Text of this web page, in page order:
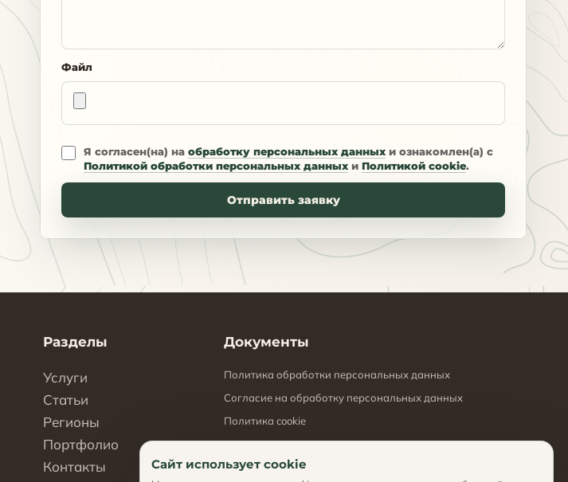
Файл
Я согласен(на) на обработку персональных данных и ознакомлен(а) с
Политикой обработки персональных данных и Политикой cookie.
Отправить заявку
Разделы
Услуги
Статьи
Регионы
Портфолио
Контакты
Документы
Политика обработки персональных данных
Согласие на обработку персональных данных
Политика cookie
Сайт использует cookie